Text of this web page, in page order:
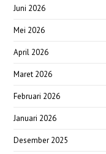
Juni 2026
Mei 2026
April 2026
Maret 2026
Februari 2026
Januari 2026
Desember 2025